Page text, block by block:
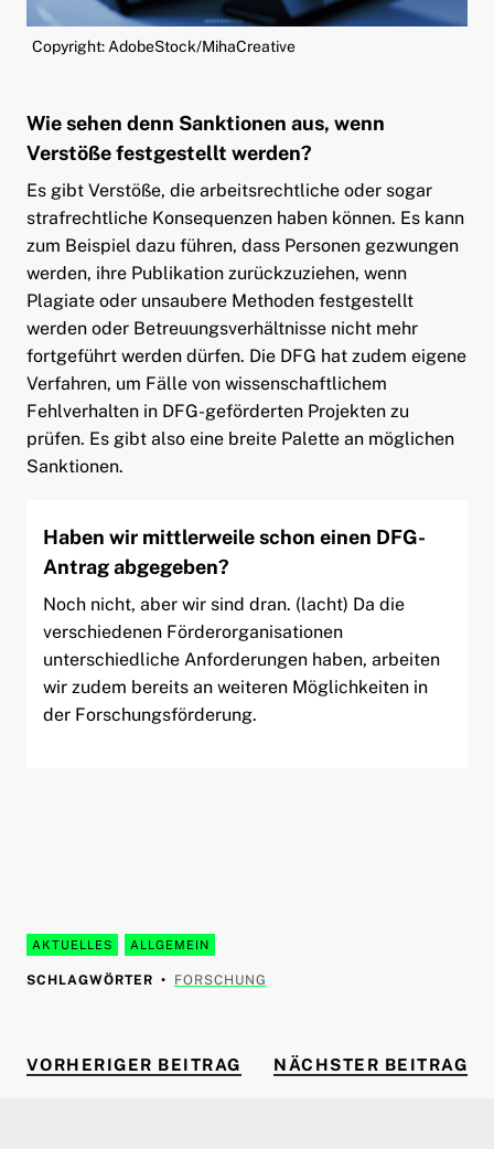
Copyright: AdobeStock/MihaCreative
Wie sehen denn Sanktionen aus, wenn
Verstöße festgestellt werden?
Es gibt Verstöße, die arbeitsrechtliche oder sogar
strafrechtliche Konsequenzen haben können. Es kann
zum Beispiel dazu führen, dass Personen gezwungen
werden, ihre Publikation zurückzuziehen, wenn
Plagiate oder unsaubere Methoden festgestellt
werden oder Betreuungsverhältnisse nicht mehr
fortgeführt werden dürfen. Die DFG hat zudem eigene
Verfahren, um Fälle von wissenschaftlichem
Fehlverhalten in DFG-geförderten Projekten zu
prüfen. Es gibt also eine breite Palette an möglichen
Sanktionen.
Haben wir mittlerweile schon einen DFG-
Antrag abgegeben?
Noch nicht, aber wir sind dran. (lacht) Da die
verschiedenen Förderorganisationen
unterschiedliche Anforderungen haben, arbeiten
wir zudem bereits an weiteren Möglichkeiten in
der Forschungsförderung.
AKTUELLES ALLGEMEIN
SCHLAGWÖRTER FORSCHUNG
Beitragsnavigation
VORHERIGER BEITRAG VORHERIGER BEITRAG
NÄCHSTER BEITRAG